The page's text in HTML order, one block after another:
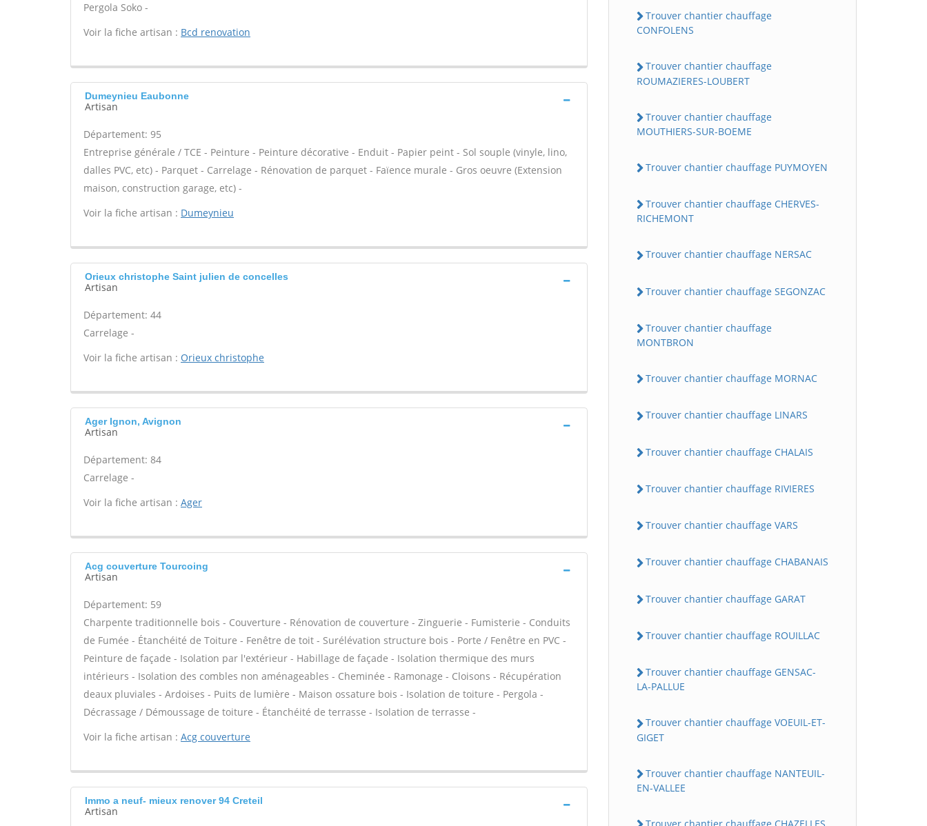
Pergola Soko -
Voir la fiche artisan : Bcd renovation
Dumeynieu Eaubonne
Artisan
Département: 95
Entreprise générale / TCE - Peinture - Peinture décorative - Enduit - Papier peint - Sol souple (vinyle, lino,
dalles PVC, etc) - Parquet - Carrelage - Rénovation de parquet - Faïence murale - Gros oeuvre (Extension
maison, construction garage, etc) -
Voir la fiche artisan : Dumeynieu
Orieux christophe Saint julien de concelles
Artisan
Département: 44
Carrelage -
Voir la fiche artisan : Orieux christophe
Ager Ignon, Avignon
Artisan
Département: 84
Carrelage -
Voir la fiche artisan : Ager
Acg couverture Tourcoing
Artisan
Département: 59
Charpente traditionnelle bois - Couverture - Rénovation de couverture - Zinguerie - Fumisterie - Conduits
de Fumée - Étanchéité de Toiture - Fenêtre de toit - Surélévation structure bois - Porte / Fenêtre en PVC -
Peinture de façade - Isolation par l'extérieur - Habillage de façade - Isolation thermique des murs
intérieurs - Isolation des combles non aménageables - Cheminée - Ramonage - Cloisons - Récupération
deaux pluviales - Ardoises - Puits de lumière - Maison ossature bois - Isolation de toiture - Pergola -
Décrassage / Démoussage de toiture - Étanchéité de terrasse - Isolation de terrasse -
Voir la fiche artisan : Acg couverture
Immo a neuf- mieux renover 94 Creteil
Artisan
Trouver chantier chauffage
CONFOLENS
Trouver chantier chauffage
ROUMAZIERES-LOUBERT
Trouver chantier chauffage
MOUTHIERS-SUR-BOEME
Trouver chantier chauffage PUYMOYEN
Trouver chantier chauffage CHERVES-
RICHEMONT
Trouver chantier chauffage NERSAC
Trouver chantier chauffage SEGONZAC
Trouver chantier chauffage
MONTBRON
Trouver chantier chauffage MORNAC
Trouver chantier chauffage LINARS
Trouver chantier chauffage CHALAIS
Trouver chantier chauffage RIVIERES
Trouver chantier chauffage VARS
Trouver chantier chauffage CHABANAIS
Trouver chantier chauffage GARAT
Trouver chantier chauffage ROUILLAC
Trouver chantier chauffage GENSAC-
LA-PALLUE
Trouver chantier chauffage VOEUIL-ET-
GIGET
Trouver chantier chauffage NANTEUIL-
EN-VALLEE